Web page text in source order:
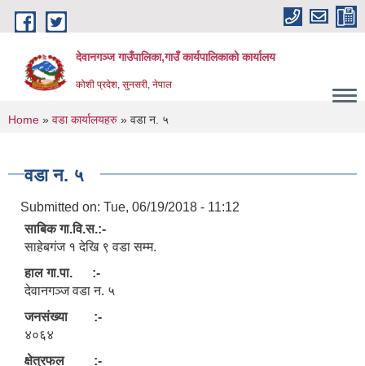
Skip to main content
देवानगञ्ज गाउँपालिका,गाउँ कार्यपालिकाको कार्यालय
कोशी प्रदेश, सुनसरी, नेपाल
You are here
Home » वडा कार्यालयहरु » वडा न. ५
वडा न. ५
Submitted on: Tue, 06/19/2018 - 11:12
साबिक गा.वि.स.:-
साहेबगंज १ देखि ९ वडा सम्म.
हाल गा.पा. :-
देवानगञ्ज वडा न. ५
जनसंख्या :-
४०६४
क्षेत्रफल :-